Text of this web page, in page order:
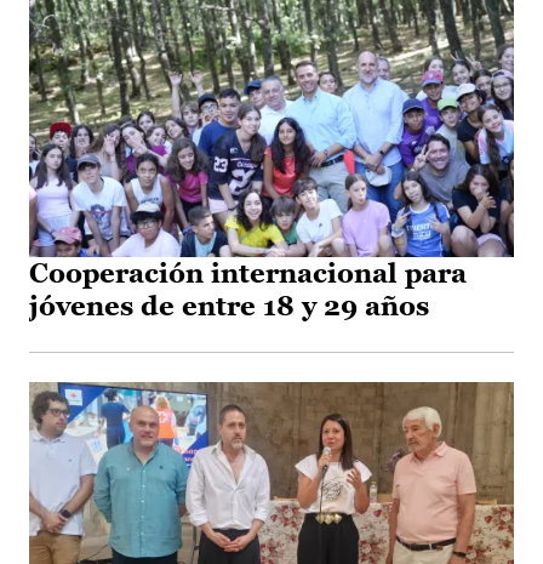
Cooperación internacional para
jóvenes de entre 18 y 29 años